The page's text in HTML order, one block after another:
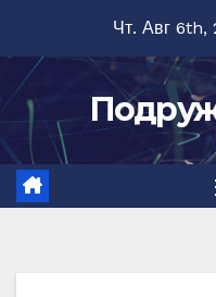
содержимому
Чт. Авг 6th,